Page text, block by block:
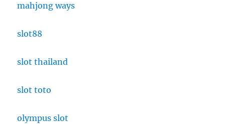
mahjong ways
slot88
slot thailand
slot toto
olympus slot